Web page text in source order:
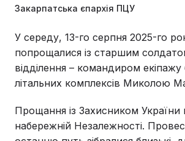
Закарпатська єпархія ПЦУ
У середу, 13-го серпня 2025-го
попрощалися із старшим
відділення – командиром екіпажу
літальних комплексів Миколою
Прощання із Захисником України
набережній Незалежності.